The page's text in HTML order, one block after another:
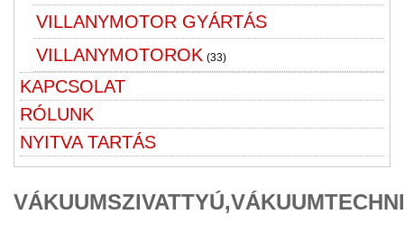
VILLANYMOTOR GYÁRTÁS
VILLANYMOTOROK (33)
KAPCSOLAT
RÓLUNK
NYITVA TARTÁS